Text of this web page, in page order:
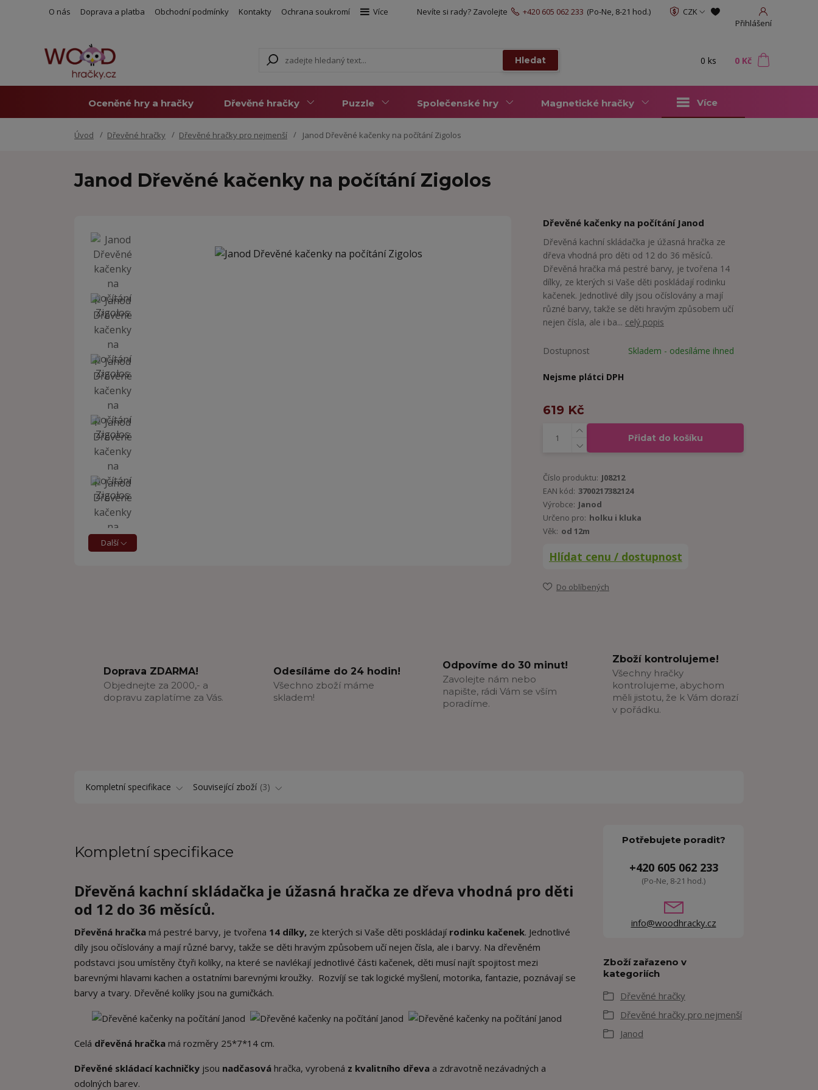
O nás Doprava a platba Obchodní podmínky Kontakty Ochrana soukromí Více
CZK
Přihlášení
Hledat
Nevíte si rady? Zavolejte +420 605 062 233 (Po-Ne, 8-21 hod.)
0 ks 0 Kč
Oceněné hry a hračky Dřevěné hračky Puzzle Společenské hry Magnetické hračky Více
Úvod Dřevěné hračky Dřevěné hračky pro nejmenší Janod Dřevěné kačenky na počítání Zigolos
Janod Dřevěné kačenky na počítání Zigolos
Další
Dřevěné kačenky na počítání Janod
Dřevěná kachní skládačka je úžasná hračka ze
dřeva vhodná pro děti od 12 do 36 měsíců.
Dřevěná hračka má pestré barvy, je tvořena 14
dílky, ze kterých si Vaše děti poskládají rodinku
kačenek. Jednotlivé díly jsou očíslovány a mají
různé barvy, takže se děti hravým způsobem učí
nejen čísla, ale i ba... celý popis
Dostupnost Skladem - odesíláme ihned
Nejsme plátci DPH
619 Kč
Přidat do košíku
Číslo produktu: J08212
EAN kód: 3700217382124
Výrobce: Janod
Určeno pro: holku i kluka
Věk: od 12m
Hlídat cenu / dostupnost
Do oblíbených
Doprava ZDARMA!
Objednejte za 2000,- a
dopravu zaplatíme za Vás.
Odesíláme do 24 hodin!
Všechno zboží máme
skladem!
Odpovíme do 30 minut!
Zavolejte nám nebo
napište, rádi Vám se vším
poradíme.
Zboží kontrolujeme!
Všechny hračky
kontrolujeme, abychom
měli jistotu, že k Vám dorazí
v pořádku.
Kompletní specifikace Související zboží 3
Kompletní specifikace
Dřevěná kachní skládačka je úžasná hračka ze dřeva vhodná pro děti
od 12 do 36 měsíců.
Dřevěná hračka má pestré barvy, je tvořena 14 dílky, ze kterých si Vaše děti poskládají rodinku kačenek. Jednotlivé
díly jsou očíslovány a mají různé barvy, takže se děti hravým způsobem učí nejen čísla, ale i barvy. Na dřevěném
podstavci jsou umístěny čtyři kolíky, na které se navlékají jednotlivé části kačenek, děti musí najít spojitost mezi
barevnými hlavami kachen a ostatními barevnými kroužky. Rozvíjí se tak logické myšlení, motorika, fantazie, poznávají se
barvy a tvary. Dřevěné kolíky jsou na gumičkách.
Celá dřevěná hračka má rozměry 25*7*14 cm.
Dřevěné skládací kachničky jsou nadčasová hračka, vyrobená z kvalitního dřeva a zdravotně nezávadných a
odolných barev.
Potřebujete poradit?
+420 605 062 233
(Po-Ne, 8-21 hod.)
info@woodhracky.cz
Zboží zařazeno v
kategoriích
Dřevěné hračky
Dřevěné hračky pro nejmenší
Janod